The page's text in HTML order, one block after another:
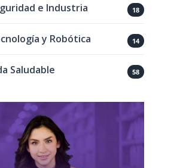
e Industria 18
y Robótica 14
Saludable 58